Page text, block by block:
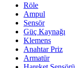
Röle
Ampul
Sensör
Güç Kaynağı
Klemens
Anahtar Priz
Armatür